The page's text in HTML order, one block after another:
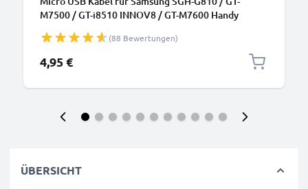
M7500 / GT-i8510 INNOV8 / GT-M7600 Handy
Smartphone
(88 Bewertungen)
4,95 €
ÜBERSICHT